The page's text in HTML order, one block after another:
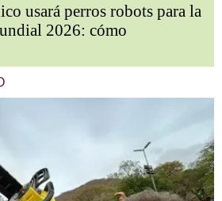
usará perros robots para la
2026: cómo